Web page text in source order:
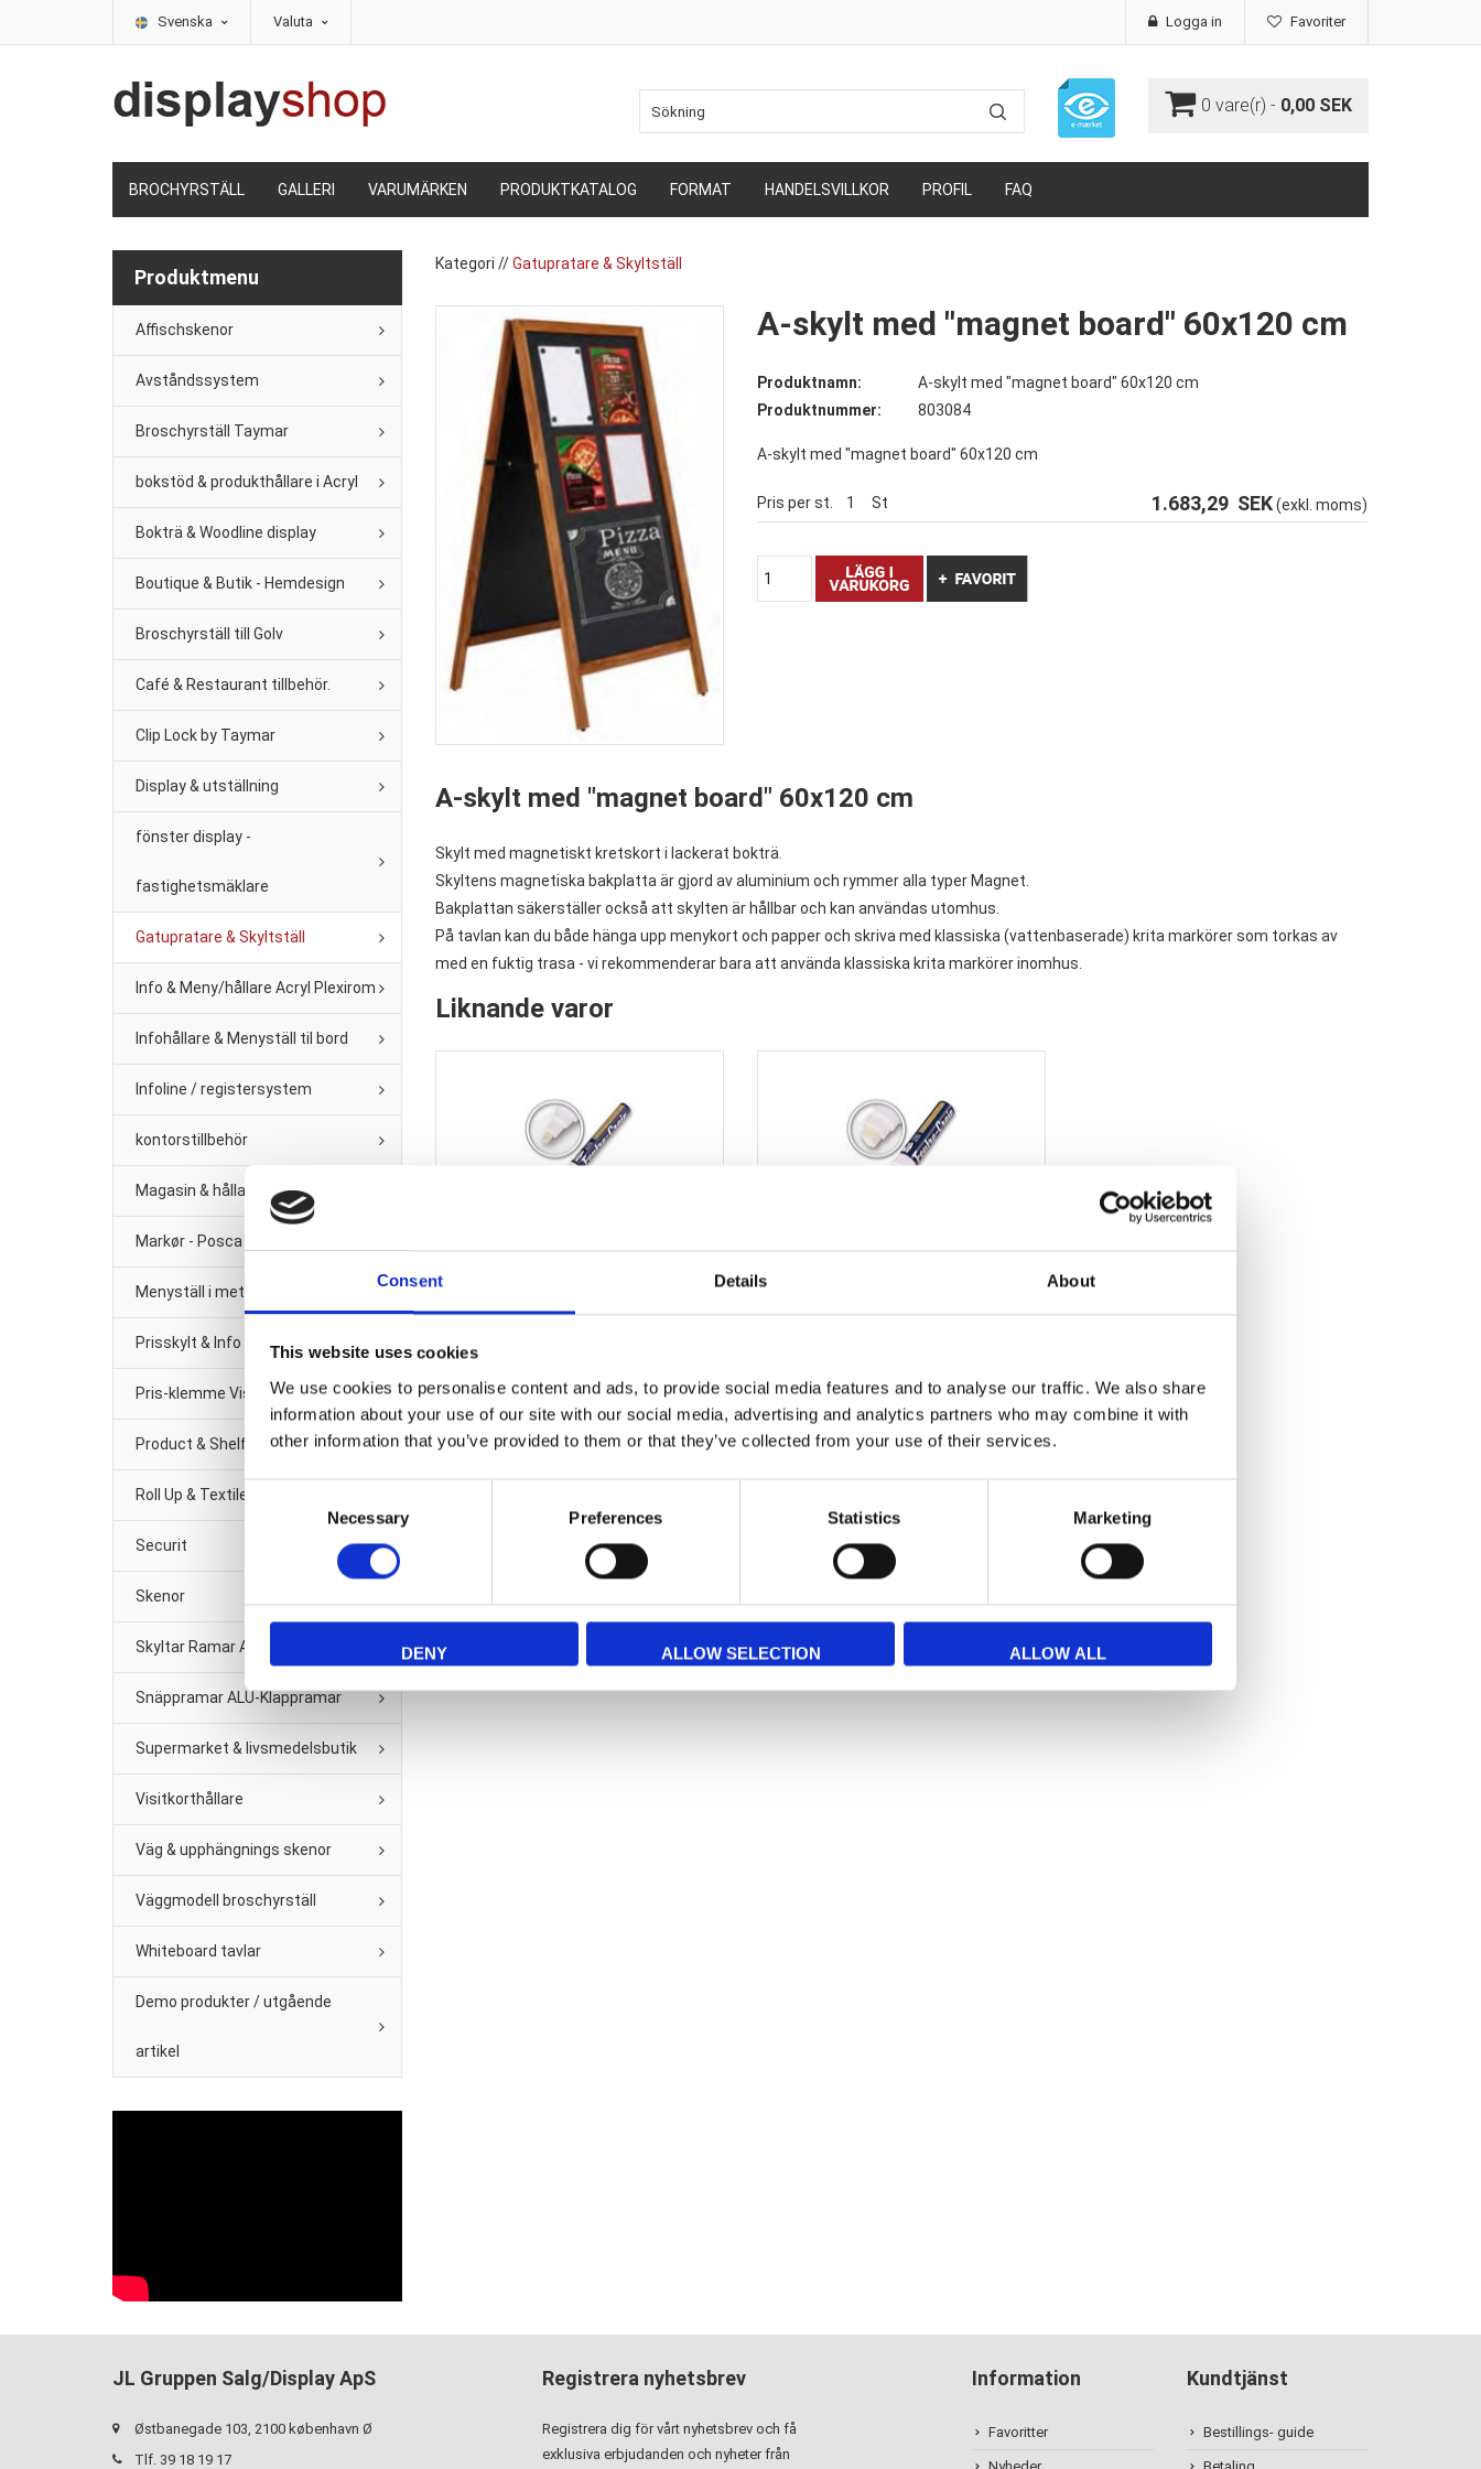
Consent Details About
This website uses cookies
We use cookies to personalise content and ads, to provide social media features and to analyse our traffic. We also share
information about your use of our site with our social media, advertising and analytics partners who may combine it with
other information that you’ve provided to them or that they’ve collected from your use of their services.
Consent
Necessary Preferences Statistics Marketing
DENY ALLOW SELECTION ALLOW ALL
Svenska Valuta Favoriter
Logga in
0 vare(r) - 0,00 SEK
BROCHYRSTÄLL GALLERI VARUMÄRKEN PRODUKTKATALOG FORMAT HANDELSVILLKOR PROFIL FAQ
Kategori //Gatupratare & Skyltställ
A-skylt med "magnet board" 60x120 cm
Produktnamn:
A-skylt med "magnet board" 60x120 cm
Produktnummer:
803084
A-skylt med "magnet board" 60x120 cm
Pris per st. 1 St 1.683,29SEK(exkl. moms)
A-skylt med "magnet board" 60x120 cm
Skylt med magnetiskt kretskort i lackerat bokträ.
Skyltens magnetiska bakplatta är gjord av aluminium och rymmer alla typer Magnet.
Bakplattan säkerställer också att skylten är hållbar och kan användas utomhus.
På tavlan kan du både hänga upp menykort och papper och skriva med klassiska (vattenbaserade) krita markörer som torkas av
med en fuktig trasa - vi rekommenderar bara att använda klassiska krita markörer inomhus.
Liknande varor
skylt etc.
Om du har några frågor är du välkommen att oss.
Produktmenu
Affischskenor
Avståndssystem
Broschyrställ Taymar
bokstöd & produkthållare i Acryl
Bokträ & Woodline display
Boutique & Butik - Hemdesign
Broschyrställ till Golv
Café & Restaurant tillbehör.
Clip Lock by Taymar
Display & utställning
fönster display -
fastighetsmäklare
Gatupratare & Skyltställ
Info & Meny/hållare Acryl Plexirom
Infohållare & Menyställ til bord
Infoline / registersystem
kontorstillbehör
Magasin & hållare för vägg
Markør - Posca Tush
Menyställ i metal
Prisskylt & Info Black Metal
Pris-klemme Vision Line Klar plast
Product & Shelf management
Roll Up & Textile banner
Securit
Skenor
Skyltar Ramar A2 -A6
Snäppramar ALU-Klappramar
Supermarket & livsmedelsbutik
Visitkorthållare
Väg & upphängnings skenor
Väggmodell broschyrställ
Whiteboard tavlar
Demo produkter / utgående
artikel
JL Gruppen Salg/Display ApS
Østbanegade 103, 2100 københavn Ø
Tlf. 39 18 19 17
Registrera nyhetsbrev
Registrera dig för vårt nyhetsbrev och få
exklusiva erbjudanden och nyheter från
Information
Favoritter
Kundtjänst
Bestillings- guide